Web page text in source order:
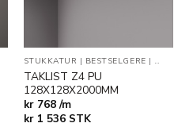
STUKKATUR | BESTSELGERE |
TAKLIST Z4 PU
128X128X2000MM
kr 768 /m
kr1 536 STK